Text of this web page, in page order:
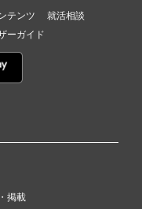
テンツ
就活相談
ーガイド
掲載